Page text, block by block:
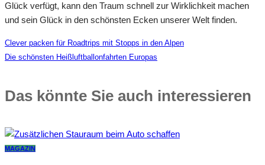
Glück verfügt, kann den Traum schnell zur Wirklichkeit machen
und sein Glück in den schönsten Ecken unserer Welt finden.
Clever packen für Roadtrips mit Stopps in den Alpen
Die schönsten Heißluftballonfahrten Europas
Das könnte Sie auch interessieren
MAGAZIN